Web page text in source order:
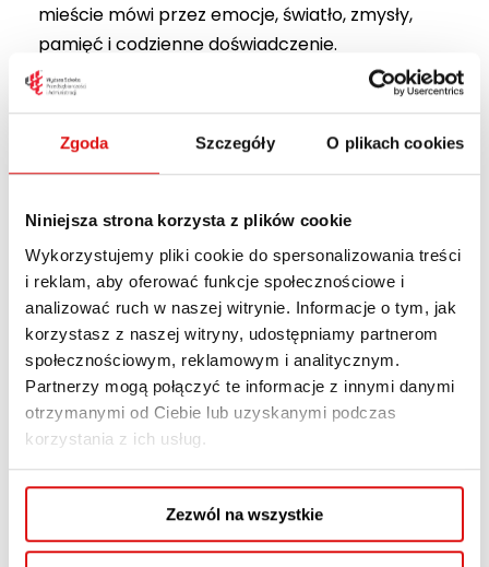
Zgoda Szczegóły O plikach cookies
Niniejsza strona korzysta z plików cookie
Wykorzystujemy pliki cookie do spersonalizowania treści
i reklam, aby oferować funkcje społecznościowe i
analizować ruch w naszej witrynie. Informacje o tym, jak
korzystasz z naszej witryny, udostępniamy partnerom
społecznościowym, reklamowym i analitycznym.
Partnerzy mogą połączyć te informacje z innymi danymi
otrzymanymi od Ciebie lub uzyskanymi podczas
korzystania z ich usług.
Zezwól na wszystkie
mieście mówi przez emocje, światło, zmysły,
pamięć i codzienne doświadczenie.
Wydarzenie będzie podsumowaniem wizyty
warsztatowej nad materią miasta, realizowanej
wykładowców oraz ekspertów w ramach
programu
Visiting Professors in Lublin
W pierwszej części wydarzenia prof. Nuno
Lacerda Lopes wygłosi wykład
„The
Architectural Philosophy of the City”. Będzie
to opowieść o tym, jak architektura wpływa na
nasze myślenie, relacje, sposób poruszania się
po świecie i przeżywania miejsc.
Następnie odbędzie się debata ekspercka:
„Miasto, architektura i strategia kulturowa
w kontekście ESK 2029”.